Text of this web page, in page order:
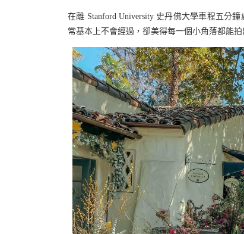
在離 Stanford University 史丹佛大學車程五分
常基本上不會經過，卻美得每一個小角落都能